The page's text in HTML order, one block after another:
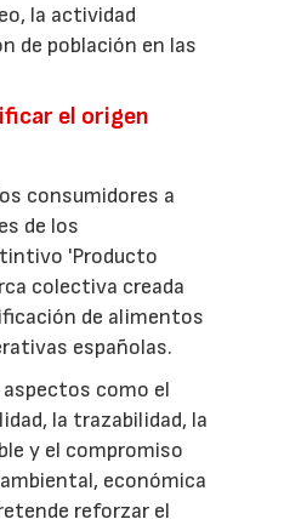
la actividad
de población en las
el origen
consumidores a
de los
'Producto
colectiva creada
de alimentos
españolas.
aspectos como el
la trazabilidad, la
y el compromiso
económica
reforzar el